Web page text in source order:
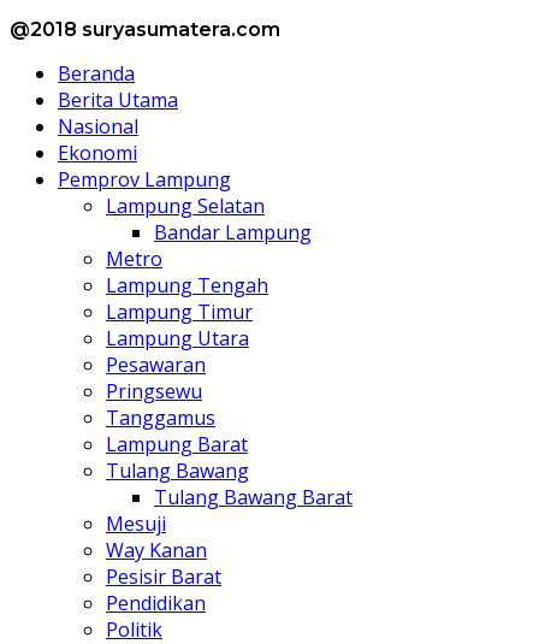
@2018 suryasumatera.com
Beranda
Berita Utama
Nasional
Ekonomi
Pemprov Lampung
Lampung Selatan
Bandar Lampung
Metro
Lampung Tengah
Lampung Timur
Lampung Utara
Pesawaran
Pringsewu
Tanggamus
Lampung Barat
Tulang Bawang
Tulang Bawang Barat
Mesuji
Way Kanan
Pesisir Barat
Pendidikan
Politik